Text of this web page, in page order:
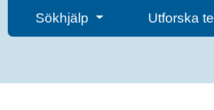
Sökhjälp Utforska